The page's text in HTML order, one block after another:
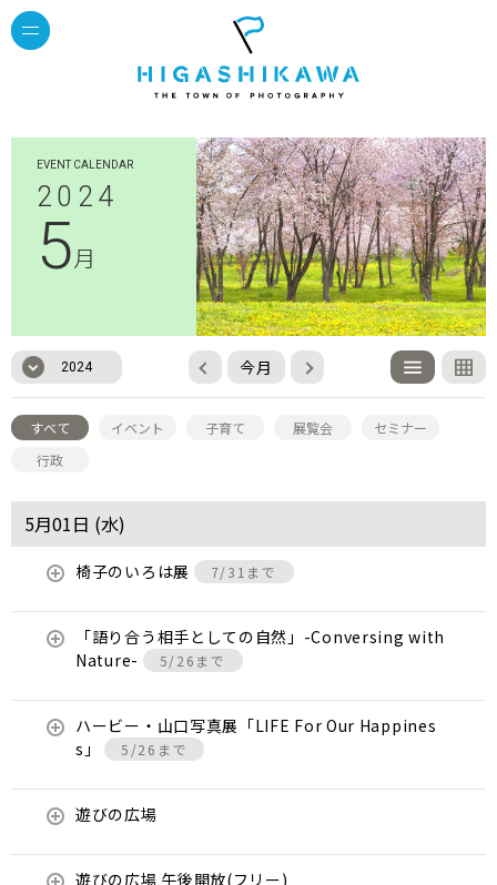
EVENT CALENDAR
2024
5月
2024 今月
すべて イベント 子育て 展覧会
セミナー
行政
5月01日 (水)
椅子のいろは展 7/31まで
「語り合う相手としての自然」-Conversing with
Nature-
5/26まで
ハービー・山口写真展「LIFE For Our Happines
s」
5/26まで
遊びの広場
遊びの広場 午後開放(フリー)